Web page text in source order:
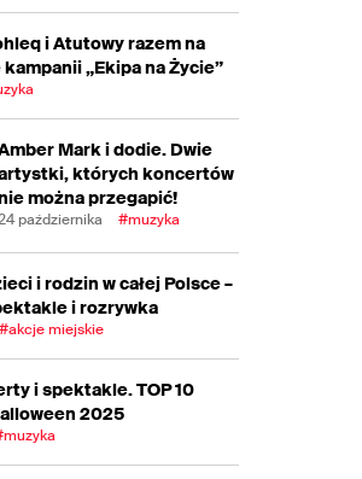
i Atutowy razem na
„Ekipa na Życie”
Mark i dodie. Dwie
których koncertów
można przegapić!
października #muzyka
i rodzin w całej Polsce –
i rozrywka
#akcje miejskie
i spektakle. TOP 10
2025